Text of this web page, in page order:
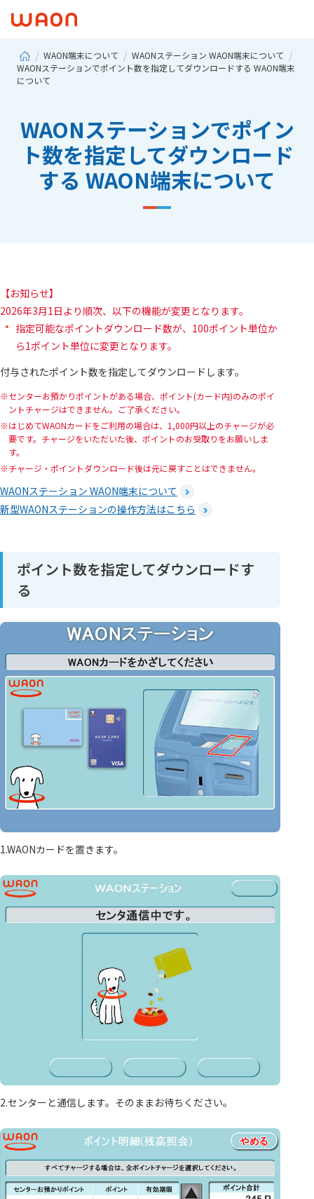
WAON端末について
WAONステーション WAON端末について
WAONステーションでポイント数を指定してダウンロードする WAON端末
について
WAONステーションでポイン
ト数を指定してダウンロード
する WAON端末について
【お知らせ】
2026年3月1日より順次、以下の機能が変更となります。
指定可能なポイントダウンロード数が、100ポイント単位か
ら1ポイント単位に変更となります。
付与されたポイント数を指定してダウンロードします。
センターお預かりポイントがある場合、ポイント(カード内)のみのポイ
ントチャージはできません。ご了承ください。
はじめてWAONカードをご利用の場合は、1,000円以上のチャージが必
要です。チャージをいただいた後、ポイントのお受取りをお願いしま
す。
チャージ・ポイントダウンロード後は元に戻すことはできません。
WAONステーション WAON端末について
新型WAONステーションの操作方法はこちら
ポイント数を指定してダウンロードす
る
1.WAONカードを置きます。
2.センターと通信します。そのままお待ちください。